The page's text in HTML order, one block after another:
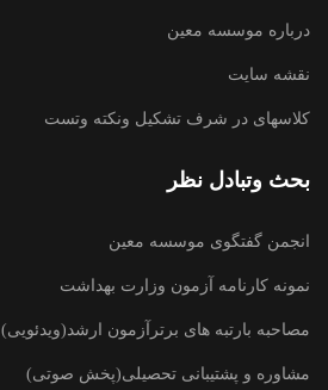
درباره موسسه معین
نقشه سایت
کلاسهای در شرف تشکیل ونکته وتست
بحث وتبادل نظر
انجمن گفتگوی موسسه معین
نمونه کارنامه آزمون وزارت بهداشت
مصاحبه بارتبه های برترآزمون ارشد(ویدئویی)
مشاوره و پشتیبانی تحصیلی(پخش صوتی)